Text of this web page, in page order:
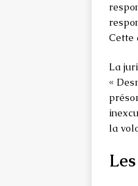
Cette
La
«
la